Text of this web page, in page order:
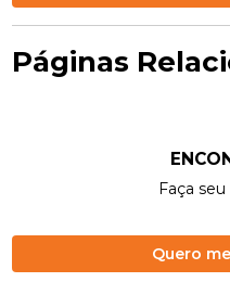
Páginas
Faça
Quero